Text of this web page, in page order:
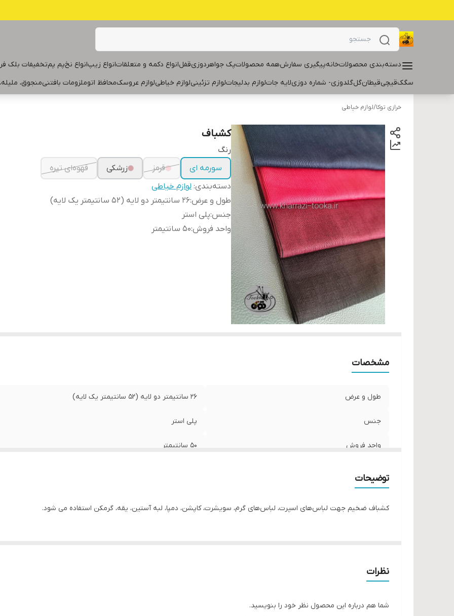
دسته‌بندی محصولاتخانهپیگیری سفارشهمه محصولاتپک جواهردوزیقفلانواع دکمه و متعلقاتانواع زیپانواع نخپم پمتخفیفات بلک
سگکقیچیقیطانگلگلدوزی- شماره دوزیلایه جاتلوازم بدلیجاتلوازم تزئینیلوازم خیاطیلوازم عروسکمحافظ اتوملزومات بافتنیمنجوق،
خرازی توکا/لوازم خیاطی
کشباف
رنگ
سورمه ای
قرمز زرشکی
قهوه‌ای تیره
دسته‌بندی: لوازم خیاطی
طول و عرض:۲۶ سانتیمتر دو لایه (۵۲ سانتیمتر یک لایه)
جنس:پلی استر
واحد فروش:۵۰ سانتیمتر
مشخصات
طول و عرض ۲۶ سانتیمتر دو لایه (۵۲ سانتیمتر یک لایه)
جنس پلی استر
واحد فروش ۵۰ سانتیمتر
توضیحات
کشباف ضخیم جهت لباس‌های اسپرت، لباس‌های گرم، سویشرت، کاپشن، دمپا، لبه آستین، یقه، گرمکن استفاده می شود.
نظرات
شما هم درباره این محصول نظر خود را بنویسید.